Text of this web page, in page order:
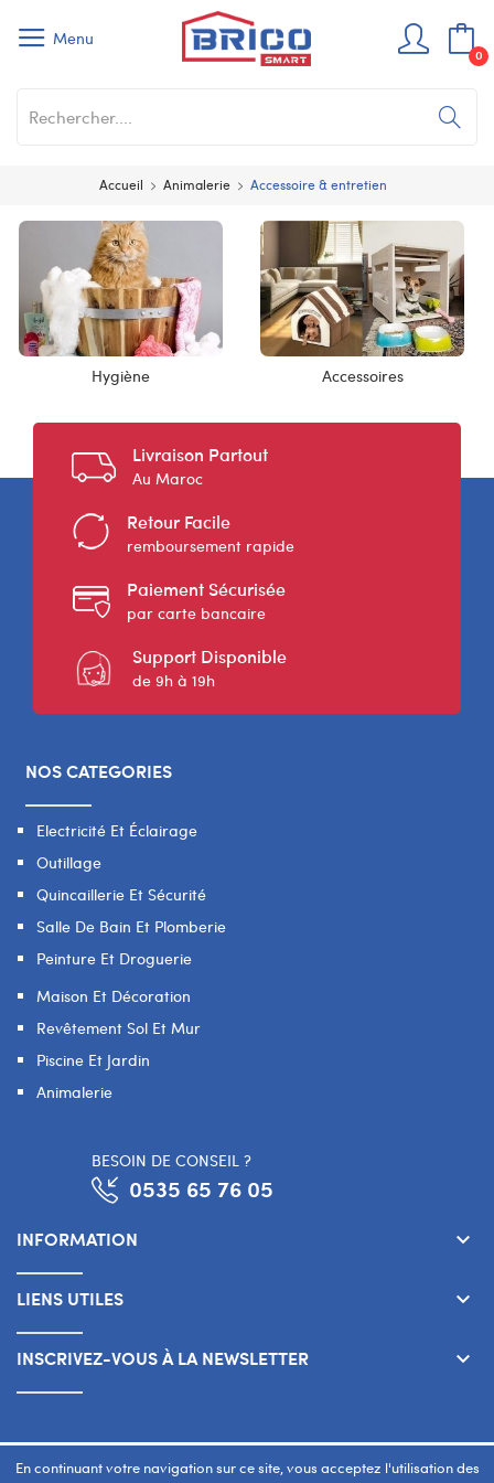
En continuant votre navigation sur ce site, vous acceptez l'utilisation des
Menu
0
Accueil Animalerie Accessoire & entretien
Hygiène Accessoires
Livraison Partout
Au Maroc
Retour Facile
remboursement rapide
Paiement Sécurisée
par carte bancaire
Support Disponible
de 9h à 19h
NOS CATEGORIES
Electricité Et Éclairage
Outillage
Quincaillerie Et Sécurité
Salle De Bain Et Plomberie
Peinture Et Droguerie
Maison Et Décoration
Revêtement Sol Et Mur
Piscine Et Jardin
Animalerie
BESOIN DE CONSEIL ?
0535 65 76 05
INFORMATION keyboard_arrow_down
LIENS UTILES keyboard_arrow_down
INSCRIVEZ-VOUS À LA NEWSLETTER keyboard_arrow_down
Copyright 2026 © SMART WAY Tous droits réservés.